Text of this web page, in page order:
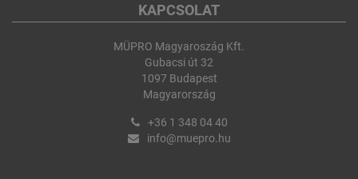
KAPCSOLAT
MÜPRO Magyaroszág Kft.
Gubacsi út 32
1097 Budapest
Magyarország
+36 1 348 04 40
info@muepro.hu